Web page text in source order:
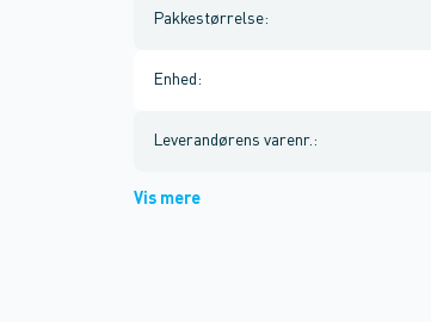
Pakkestørrelse:
Enhed :
Leverandørens varenr. :
Vis mere